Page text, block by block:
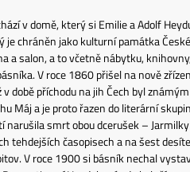
v domě, který si Emilie a Adolf
chráněn jako kulturní památka
a salon, a to včetně nábytku,
V roce 1860 přišel na nově
době příchodu na jih Čech byl
Máj a je proto řazen do literární
narušila smrt obou dcerušek –
tehdejších časopisech a na šest
V roce 1900 si básník nechal